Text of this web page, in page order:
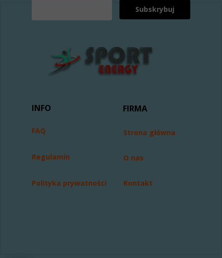
FIRMA
Strona główna
O nas
Kontakt
Subskrybuj
Polityka prywatności
FAQ
Regulamin
INFO